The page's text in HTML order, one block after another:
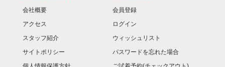
会社概要
アクセス
スタッフ紹介
サイトポリシー
会員登録
ログイン
ウィッシュリスト
パスワードを忘れた場合